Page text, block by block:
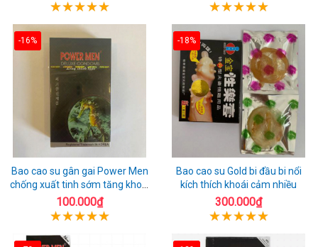
-16%
Bao cao su gân gai Power Men
chống xuất tinh sớm tăng khoái
cảm
100.000₫
-18%
Bao cao su Gold bi đầu bi nổi
kích thích khoái cảm nhiều
300.000₫